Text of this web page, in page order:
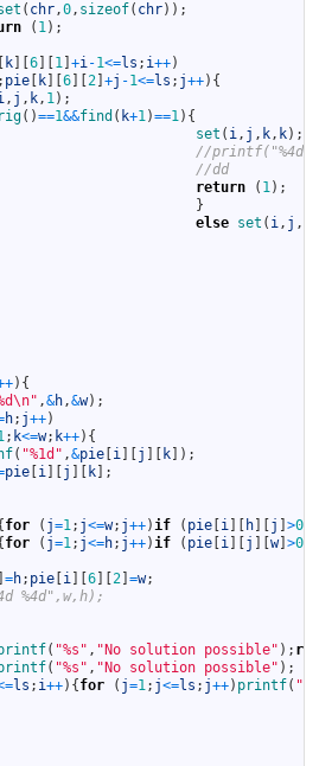
( chr,0, sizeof( chr) ) ;
( 1) ;
k 6 1 +i-1<=ls ; i++)
; pie k 6 2 +j -1<=ls ; j++) {
, j , k, 1) ;
rig( )==1&&find ( k+1)==1) {
set ( i, j , k, k) ;
//
//dd
return
( 1) ;
}
else set ( i, j ,
) {
,&h,&w) ;
h; j++)
; k<=w; k++) {
( "%1d" ,&pie i j k ) ;
pie i j k
;
for ( j=1; j<=w; j++)if ( pie i h j >0
for ( j=1; j<=h; j++)if ( pie i j w] >0
=h; pie i 6 2 =w;
%4d",w,h);
( "%s" , "No solution possible" ) ;
( "%s" , "No solution possible" ) ;
ls ; i++) { for ( j=1; j<=ls ; j++) printf(